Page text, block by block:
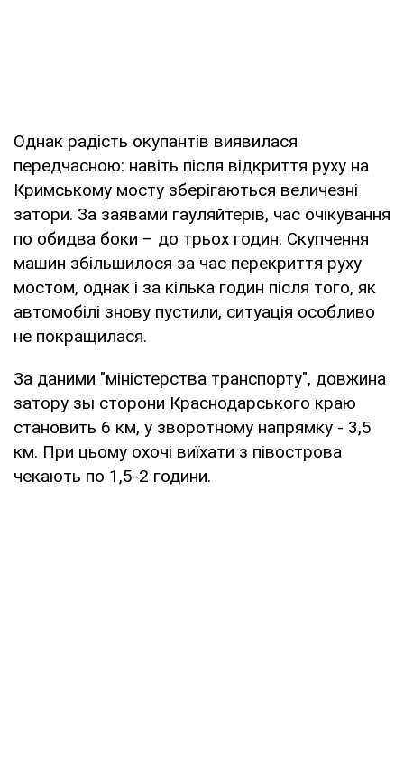
Однак радість окупантів виявилася
передчасною: навіть після відкриття руху на
Кримському мосту зберігаються величезні
затори. За заявами гауляйтерів, час очікування
по обидва боки – до трьох годин. Скупчення
машин збільшилося за час перекриття руху
мостом, однак і за кілька годин після того, як
автомобілі знову пустили, ситуація особливо
не покращилася.
За даними "міністерства транспорту", довжина
затору зы сторони Краснодарського краю
становить 6 км, у зворотному напрямку - 3,5
км. При цьому охочі виїхати з півострова
чекають по 1,5-2 години.